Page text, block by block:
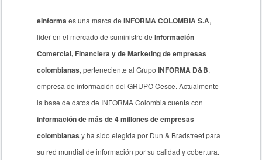
eInformaes una marca deINFORMA COLOMBIA S.A,
líder en el mercado de suministro deInformación
Comercial, Financiera y de Marketing de empresas
colombianas, perteneciente al GrupoINFORMA D&B,
empresa de información del GRUPO Cesce. Actualmente
la base de datos de INFORMA Colombia cuenta con
información de más de 4 millones de empresas
colombianas y ha sido elegida por Dun & Bradstreet para
su red mundial de información por su calidad y cobertura.